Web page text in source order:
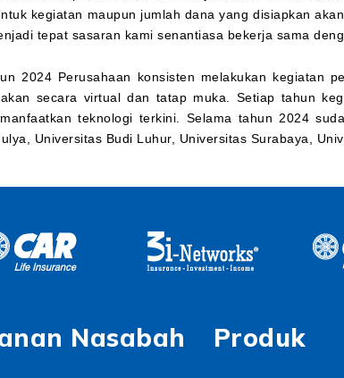
kegiatan maupun jumlah dana yang disiapkan
tepat sasaran kami senantiasa bekerja sama
2024 Perusahaan konsisten melakukan kegiatan
secara virtual dan tatap muka. Setiap tahun
teknologi terkini. Selama tahun 2024
Universitas Budi Luhur, Universitas Surabaya,
Nasabah Produk